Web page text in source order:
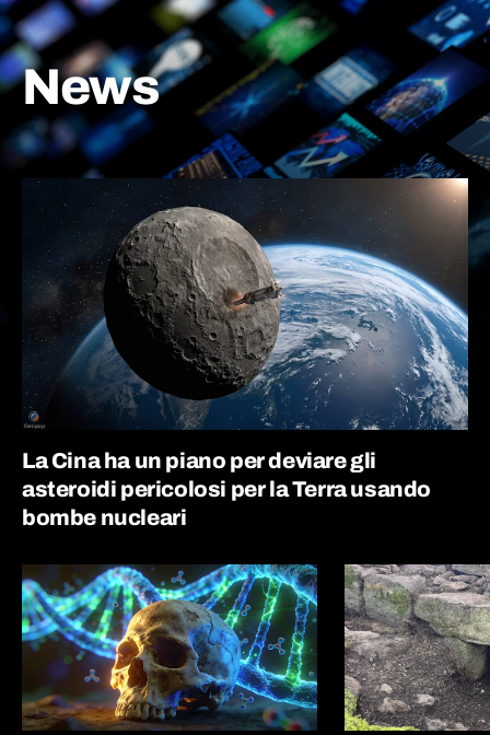
News
La Cina ha un piano per deviare gli
asteroidi pericolosi per la Terra usando
bombe nucleari